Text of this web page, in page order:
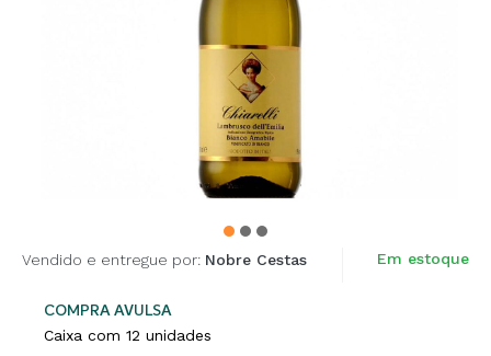
Vendido e entregue por: Nobre Cestas Em estoque
COMPRA AVULSA
Caixa com 12 unidades